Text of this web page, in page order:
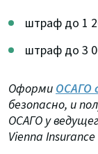
штраф до 1
штраф до 3
ОформиОСАГО
безопасно, и
ОСАГО у
Vienna